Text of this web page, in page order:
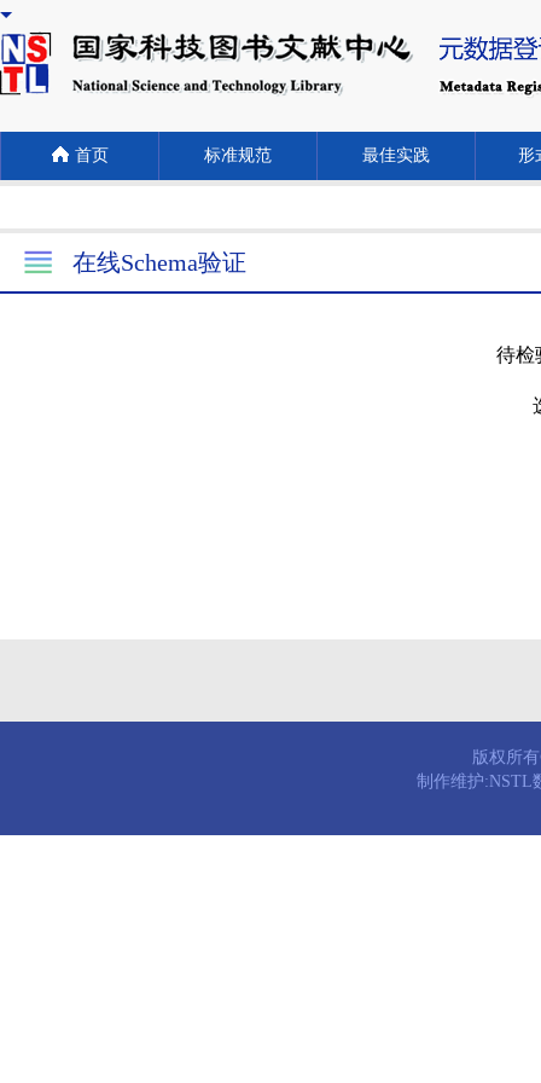
首页 标准规范 最佳实践 形
在线Schema验证
待检
版权所
制作维护:NSTL